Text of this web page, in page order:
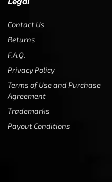
Contact Us
Returns
F.A.Q.
Privacy Policy
Terms of Use and Purchase
Agreement
Trademarks
Payout Conditions